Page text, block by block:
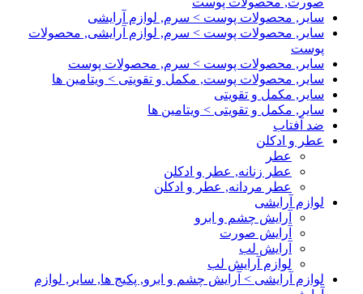
سایر, محصولات پوست > سرم, لوازم آرایشی
سایر, محصولات پوست > سرم, لوازم آرایشی, محصولات
پوست
سایر, محصولات پوست > سرم, محصولات پوست
سایر, محصولات پوست, مکمل و تقویتی > ویتامین ها
سایر, مکمل و تقویتی
سایر, مکمل و تقویتی > ویتامین ها
ضد آفتاب
عطر و ادکلن
عطر
عطر زنانه, عطر و ادکلن
عطر مردانه, عطر و ادکلن
لوازم آرایشی
آرایش چشم و ابرو
آرایش صورت
آرایش لب
لوازم آرایش لب
لوازم آرایشی > آرایش چشم و ابرو, پکیج ها, سایر, لوازم